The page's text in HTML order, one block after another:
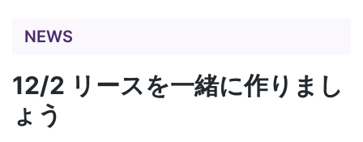
NEWS
12/2 リースを一緒に作りまし
ょう